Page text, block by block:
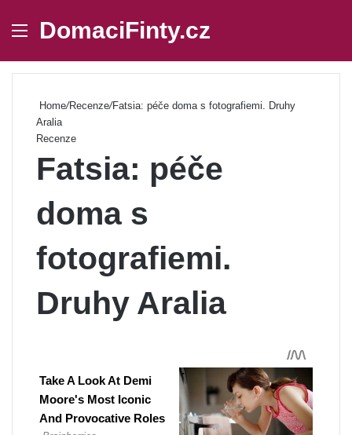
Menu
DomaciFinty.cz
Home/Recenze/Fatsia: péče doma s fotografiemi. Druhy
Aralia
Recenze
Fatsia: péče
doma s
fotografiemi.
Druhy Aralia